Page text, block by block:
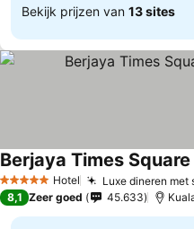
Bekijk prijzen van 13 sites
5 Sterren Hotel Luxe dineren
Berjaya Times
8,1 Zeer goed 45.633